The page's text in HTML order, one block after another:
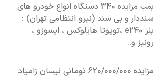
بمب مزایده 340 دستگاه انواع خودرو های
سنددار و بی سند (نیرو انتظامی تهران) :
بنز e240 ،تویوتا هایلوکس ، ایسوزو ،
رونیز و..
مزایده 620/000/000 تومانی نیسان زامیاد